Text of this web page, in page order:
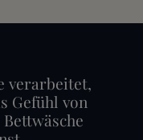
verarbeitet,
Gefühl von